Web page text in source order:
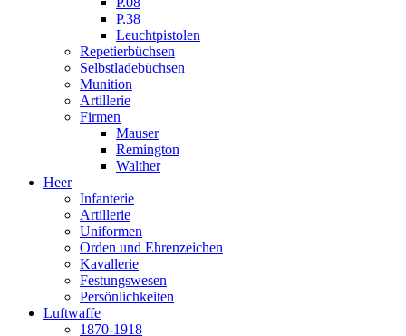
P.38
Leuchtpistolen
Repetierbüchsen
Selbstladebüchsen
Munition
Artillerie
Firmen
Mauser
Remington
Walther
Heer
Infanterie
Artillerie
Uniformen
Orden und Ehrenzeichen
Kavallerie
Festungswesen
Persönlichkeiten
Luftwaffe
1870-1918